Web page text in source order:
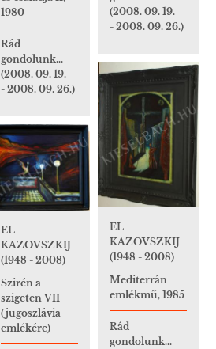
(2008. 09. 19.
- 2008. 09. 26.)
1980
Rád
gondolunk...
(2008. 09. 19.
- 2008. 09. 26.)
EL
KAZOVSZKIJ
(1948 - 2008)
Mediterrán
emlékmű, 1985
Rád
gondolunk...
EL
KAZOVSZKIJ
(1948 - 2008)
Szirén a
szigeten VII
(jugoszlávia
emlékére)